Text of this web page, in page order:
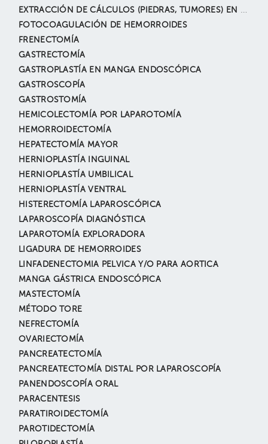
EXTRACCIÓN DE CÁLCULOS (PIEDRAS, TUMORES) EN LA VÍA BILIAR POR ENDOSCOPÍA (CPRE)
FOTOCOAGULACIÓN DE HEMORROIDES
FRENECTOMÍA
GASTRECTOMÍA
GASTROPLASTÍA EN MANGA ENDOSCÓPICA
GASTROSCOPÍA
GASTROSTOMÍA
HEMICOLECTOMÍA POR LAPAROTOMÍA
HEMORROIDECTOMÍA
HEPATECTOMÍA MAYOR
HERNIOPLASTÍA INGUINAL
HERNIOPLASTÍA UMBILICAL
HERNIOPLASTÍA VENTRAL
HISTERECTOMÍA LAPAROSCÓPICA
LAPAROSCOPÍA DIAGNÓSTICA
LAPAROTOMÍA EXPLORADORA
LIGADURA DE HEMORROIDES
LINFADENECTOMIA PELVICA Y/O PARA AORTICA
MANGA GÁSTRICA ENDOSCÓPICA
MASTECTOMÍA
MÉTODO TORE
NEFRECTOMÍA
OVARIECTOMÍA
PANCREATECTOMÍA
PANCREATECTOMÍA DISTAL POR LAPAROSCOPÍA
PANENDOSCOPÍA ORAL
PARACENTESIS
PARATIROIDECTOMÍA
PAROTIDECTOMÍA